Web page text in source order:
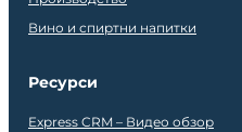
Вино и спиртни напитки
Ресурси
Express CRM – Видео обзор